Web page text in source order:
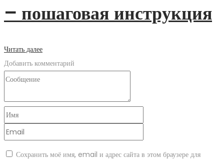
– пошаговая инструкция
Читать далее
Добавить комментарий
Сохранить моё имя, email и адрес сайта в этом браузере для